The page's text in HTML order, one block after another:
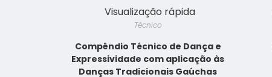
Visualização rápida
Técnico
Compêndio Técnico de Dança e
Expressividade com aplicação às
Danças Tradicionais Gaúchas